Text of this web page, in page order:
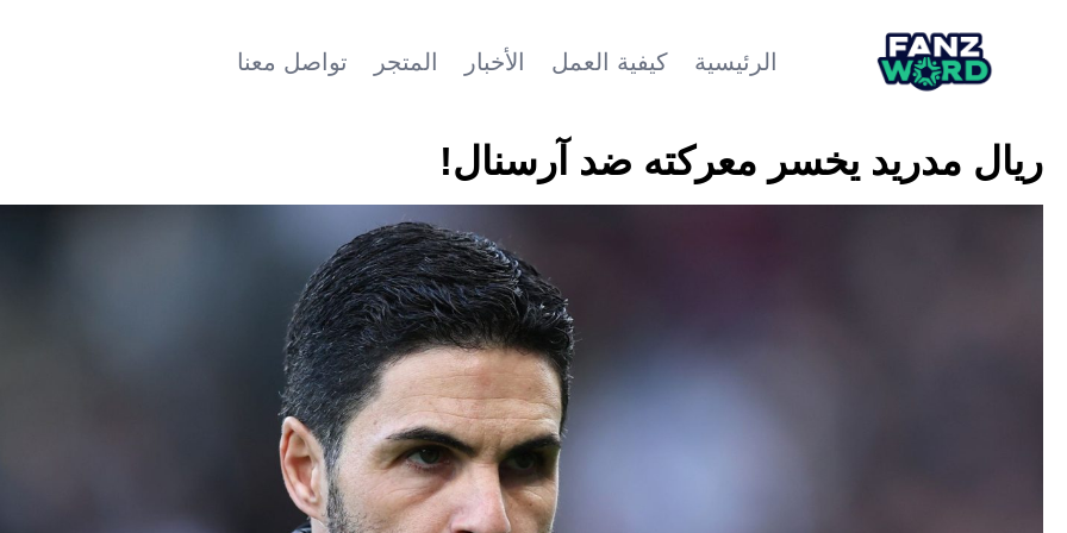
الرئيسية كيفية العمل الأخبار المتجر تواصل معنا
ريال مدريد يخسر معركته ضد آرسنال!